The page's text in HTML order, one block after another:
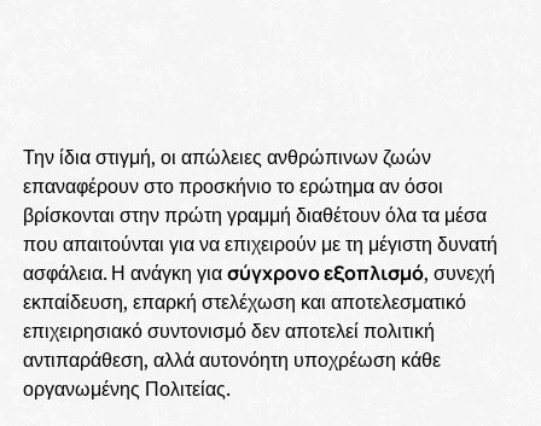
Την ίδια στιγμή, οι απώλειες ανθρώπινων ζωών
επαναφέρουν στο προσκήνιο το ερώτημα αν όσοι
βρίσκονται στην πρώτη γραμμή διαθέτουν όλα τα μέσα
που απαιτούνται για να επιχειρούν με τη μέγιστη δυνατή
ασφάλεια. Η ανάγκη γιασύγχρονο εξοπλισμό, συνεχή
εκπαίδευση, επαρκή στελέχωση και αποτελεσματικό
επιχειρησιακό συντονισμό δεν αποτελεί πολιτική
αντιπαράθεση, αλλά αυτονόητη υποχρέωση κάθε
οργανωμένης Πολιτείας.